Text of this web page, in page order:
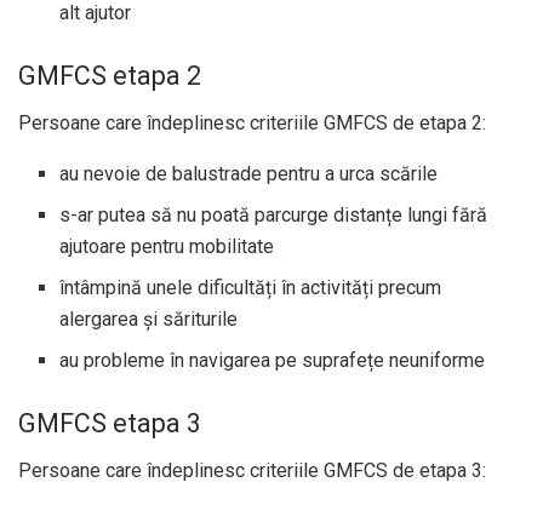
alt ajutor
GMFCS etapa 2
Persoane care îndeplinesc criteriile GMFCS de etapa 2:
au nevoie de balustrade pentru a urca scările
s-ar putea să nu poată parcurge distanțe lungi fără
ajutoare pentru mobilitate
întâmpină unele dificultăți în activități precum
alergarea și săriturile
au probleme în navigarea pe suprafețe neuniforme
GMFCS etapa 3
Persoane care îndeplinesc criteriile GMFCS de etapa 3: